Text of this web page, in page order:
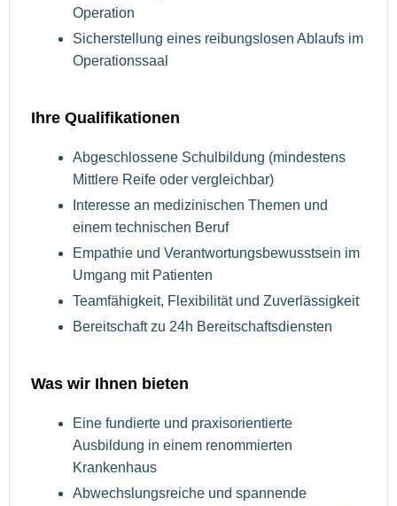
Operation
Sicherstellung eines reibungslosen Ablaufs im
Operationssaal
Ihre Qualifikationen
Abgeschlossene Schulbildung (mindestens
Mittlere Reife oder vergleichbar)
Interesse an medizinischen Themen und
einem technischen Beruf
Empathie und Verantwortungsbewusstsein im
Umgang mit Patienten
Teamfähigkeit, Flexibilität und Zuverlässigkeit
Bereitschaft zu 24h Bereitschaftsdiensten
Was wir Ihnen bieten
Eine fundierte und praxisorientierte
Ausbildung in einem renommierten
Krankenhaus
Abwechslungsreiche und spannende